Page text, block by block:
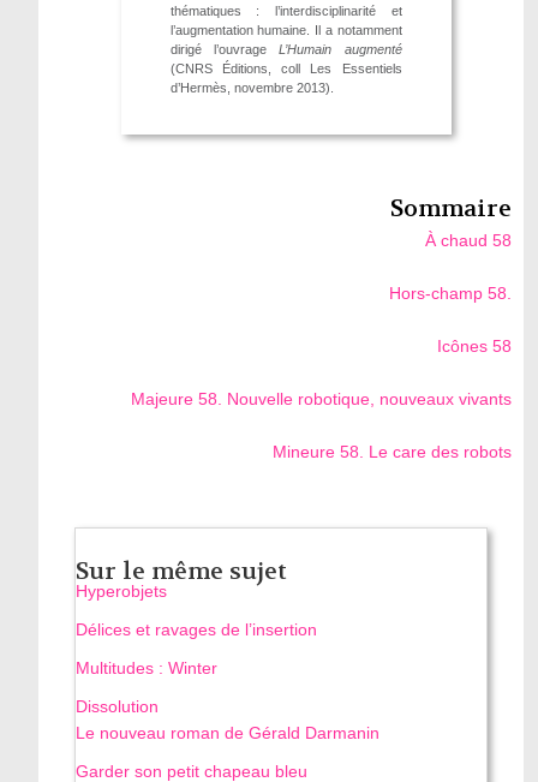
thématiques : l’interdisciplinarité et
l’augmentation humaine. Il a notamment
dirigé l’ouvrageL’Humain augmenté
(CNRS Éditions, coll Les Essentiels
d’Hermès, novembre 2013).
Sommaire
À chaud 58
Hors-champ 58.
Icônes 58
Majeure 58. Nouvelle robotique, nouveaux vivants
Mineure 58. Le care des robots
Sur le même sujet
Hyperobjets
Délices et ravages de l’insertion
Multitudes : Winter
Dissolution
Le nouveau roman de Gérald Darmanin
Garder son petit chapeau bleu